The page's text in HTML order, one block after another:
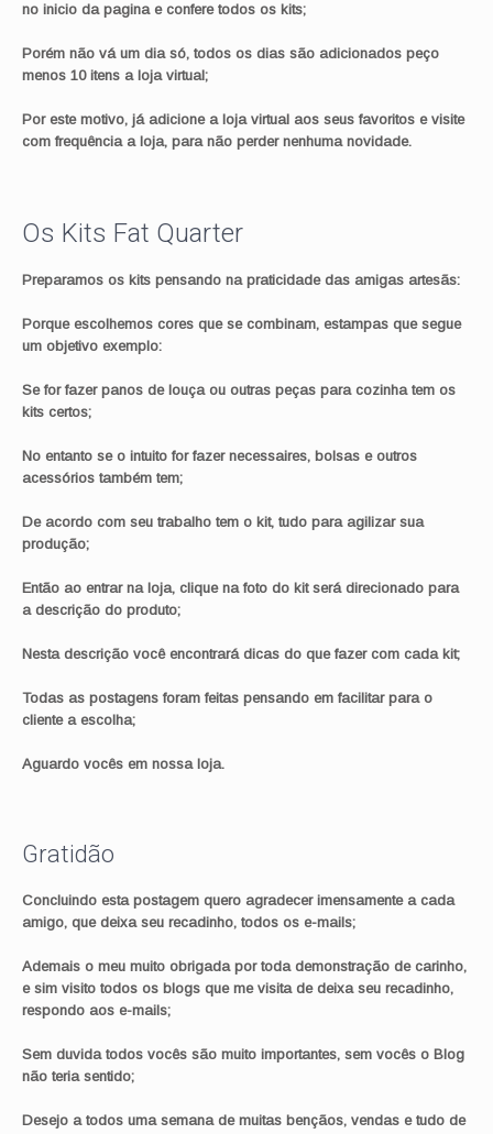
no inicio da pagina e confere todos os kits;
Porém não vá um dia só, todos os dias são adicionados peço
menos 10 itens a loja virtual;
Por este motivo, já adicione a loja virtual aos seus favoritos e visite
com frequência a loja, para não perder nenhuma novidade.
Os Kits Fat Quarter
Preparamos os kits pensando na praticidade das amigas artesãs:
Porque escolhemos cores que se combinam, estampas que segue
um objetivo exemplo:
Se for fazer panos de louça ou outras peças para cozinha tem os
kits certos;
No entanto se o intuito for fazer necessaires, bolsas e outros
acessórios também tem;
De acordo com seu trabalho tem o kit, tudo para agilizar sua
produção;
Então ao entrar na loja, clique na foto do kit será direcionado para
a descrição do produto;
Nesta descrição você encontrará dicas do que fazer com cada kit;
Todas as postagens foram feitas pensando em facilitar para o
cliente a escolha;
Aguardo vocês em nossa loja.
Gratidão
Concluindo esta postagem quero agradecer imensamente a cada
amigo, que deixa seu recadinho, todos os e-mails;
Ademais o meu muito obrigada por toda demonstração de carinho,
e sim visito todos os blogs que me visita de deixa seu recadinho,
respondo aos e-mails;
Sem duvida todos vocês são muito importantes, sem vocês o Blog
não teria sentido;
Desejo a todos uma semana de muitas bençãos, vendas e tudo de